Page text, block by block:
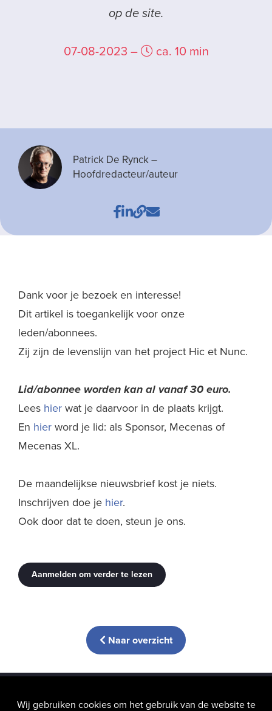
Wij gebruiken cookies om het gebruik van de website te
op de site.
07-08-2023 – ca. 10 min
Patrick De Rynck–
Hoofdredacteur/auteur
Dank voor je bezoek en interesse!
Dit artikel is toegankelijk voor onze
leden/abonnees.
Zij zijn de levenslijn van het project Hic et Nunc.
Lid/abonnee worden kan al vanaf 30 euro.
Lees hierwat je daarvoor in de plaats krijgt.
En hierword je lid: als Sponsor, Mecenas of
Mecenas XL.
De maandelijkse nieuwsbrief kost je niets.
Inschrijven doe je hier.
Ook door dat te doen, steun je ons.
Aanmelden om verder te lezen
Naar overzicht
info@hic-nunc.be